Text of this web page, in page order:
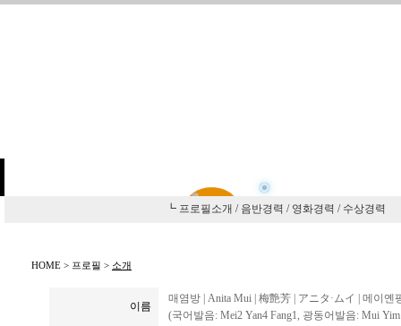
┗ 프로필소개 / 음반경력 / 영화경력 / 수상경력
HOME > 프로필 > 소개
이름
매염방 | Anita Mui | 梅艶芳 | アニタ·ムイ | 메이옌
(국어발음: Mei2 Yan4 Fang1, 광동어발음: Mui